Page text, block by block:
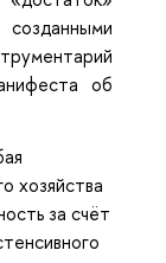
об
хозяйства
за счёт